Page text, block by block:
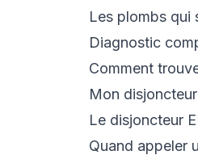
Les plombs qui
Diagnostic
Comment
Mon
Le disjoncteur
Quand appeler